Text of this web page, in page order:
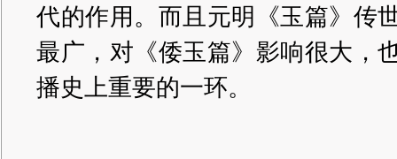
代的作用。而且元明《玉篇》传
最广，对《倭玉篇》影响很大，
播史上重要的一环。